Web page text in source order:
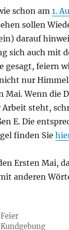
schon am1.
sollen
darauf
sich auch mit
gesagt, feiern
nur
Mai. Wenn die
Arbeit steht,
E. Die
finden Sie
Ersten Mai,
anderen